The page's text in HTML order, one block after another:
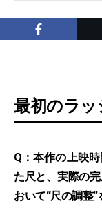
最初のラ
Q：本作の上映
た尺と、実際の
おいて“尺の調整”